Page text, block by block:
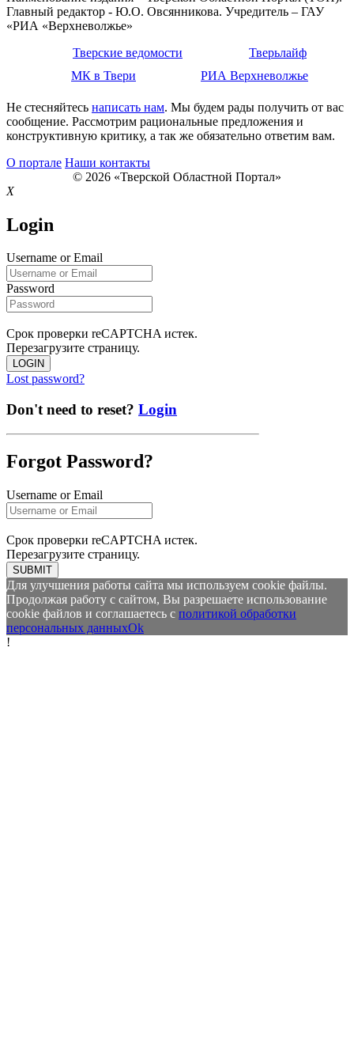
Главный редактор - Ю.О. Овсянникова. Учредитель – ГАУ
«РИА «Верхневолжье»
Тверские ведомости
Тверьлайф
МК в Твери
РИА Верхневолжье
Не стесняйтесь написать нам. Мы будем рады получить от вас
сообщение. Рассмотрим рациональные предложения и
конструктивную критику, а так же обязательно ответим вам.
О портале Наши контакты
© 2026 «Тверской Областной Портал»
X
Login
Username or Email
Password
Срок проверки reCAPTCHA истек.
Перезагрузите страницу.
LOGIN
Lost password?
Don't need to reset? Login
Forgot Password?
Username or Email
Срок проверки reCAPTCHA истек.
Перезагрузите страницу.
SUBMIT
Для улучшения работы сайта мы используем cookie файлы.
Продолжая работу с сайтом, Вы разрешаете использование
cookie файлов и соглашаетесь с политикой обработки
персональных данныхOk
!